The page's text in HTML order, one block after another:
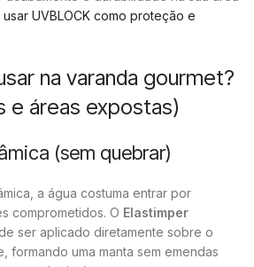
UVBLOCK como proteção e
na varanda gourmet?
e áreas expostas)
(sem quebrar)
a água costuma entrar por
comprometidos. O Elastimper
ser aplicado diretamente sobre o
formando uma manta sem emendas